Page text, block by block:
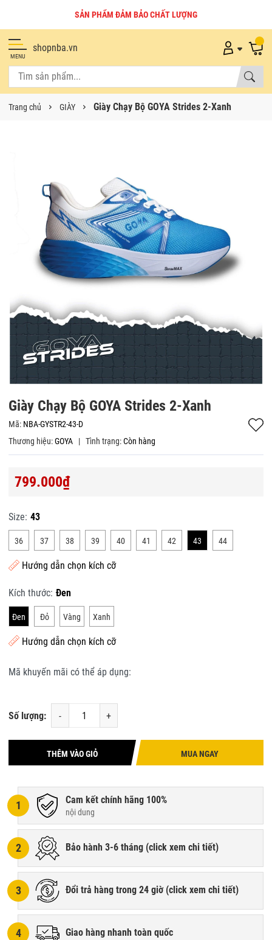
SẢN PHẨM ĐẢM BẢO CHẤT LƯỢNG
MENU
shopnba.vn
Trang chủ GIÀY Giày Chạy Bộ GOYA Strides 2-Xanh
Giày Chạy Bộ GOYA Strides 2-Xanh
Mã: NBA-GYSTR2-43-D
Thương hiệu:GOYA | Tình trạng:Còn hàng
799.000₫
Size: 43
36 37 38 39 40 41 42 43 44
Hướng dẫn chọn kích cỡ
Kích thước: Đen
Đen Đỏ Vàng Xanh
Hướng dẫn chọn kích cỡ
Mã khuyến mãi có thể áp dụng:
Số lượng: - +
THÊM VÀO GIỎ MUA NGAY
1 Cam kết chính hãng 100%
nội dung
2 Bảo hành 3-6 tháng (click xem chi tiết)
3 Đổi trả hàng trong 24 giờ (click xem chi tiết)
4 Giao hàng nhanh toàn quốc